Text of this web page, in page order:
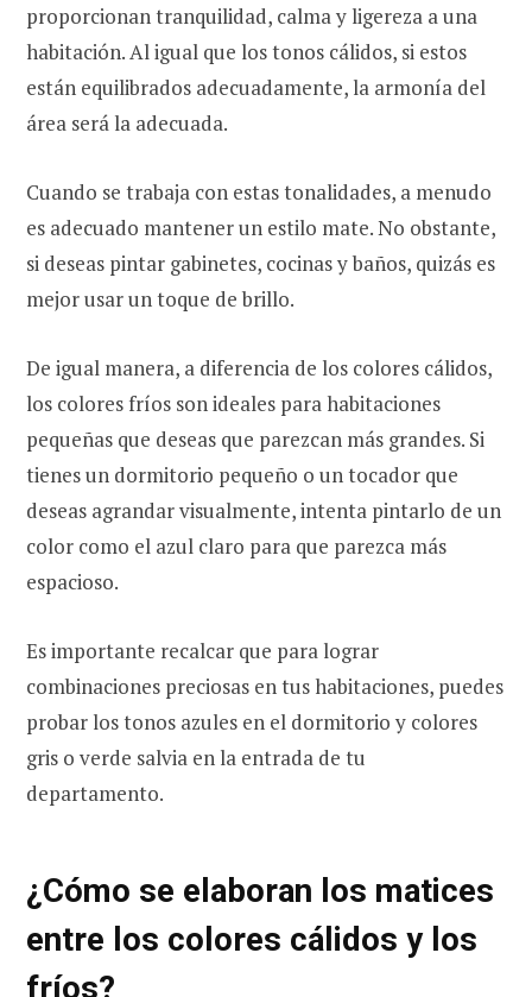
proporcionan tranquilidad, calma y ligereza a una
habitación. Al igual que los tonos cálidos, si estos
están equilibrados adecuadamente, la armonía del
área será la adecuada.
Cuando se trabaja con estas tonalidades, a menudo
es adecuado mantener un estilo mate. No obstante,
si deseas pintar gabinetes, cocinas y baños, quizás es
mejor usar un toque de brillo.
De igual manera, a diferencia de los colores cálidos,
los colores fríos son ideales para habitaciones
pequeñas que deseas que parezcan más grandes. Si
tienes un dormitorio pequeño o un tocador que
deseas agrandar visualmente, intenta pintarlo de un
color como el azul claro para que parezca más
espacioso.
Es importante recalcar que para lograr
combinaciones preciosas en tus habitaciones, puedes
probar los tonos azules en el dormitorio y colores
gris o verde salvia en la entrada de tu
departamento.
¿Cómo se elaboran los matices
entre los colores cálidos y los
fríos?